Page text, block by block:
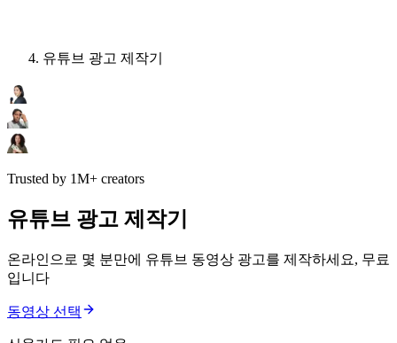
유튜브 광고 제작기
Trusted by 1M+ creators
유튜브 광고 제작기
온라인으로 몇 분만에 유튜브 동영상 광고를 제작하세요, 무료
입니다
동영상 선택